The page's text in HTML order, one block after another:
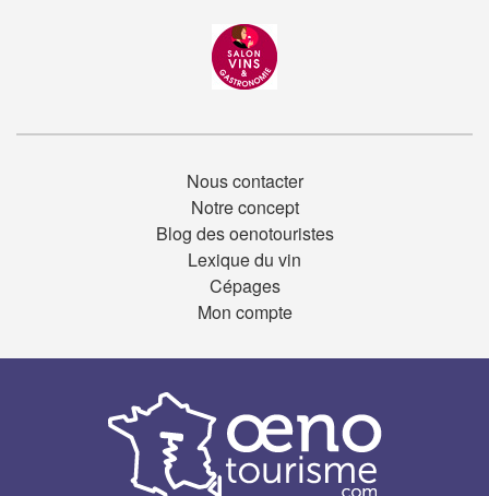
Nous contacter
Notre concept
Blog des oenotouristes
Lexique du vin
Cépages
Mon compte